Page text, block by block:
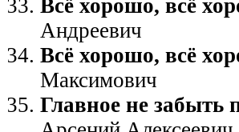
Всё хорошо, всё
Андреевич
Всё хорошо, всё
Максимович
Главное не забыть